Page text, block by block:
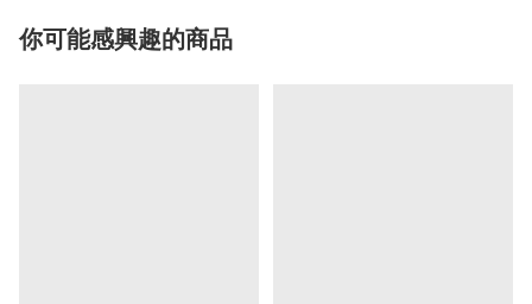
你可能感興趣的商品